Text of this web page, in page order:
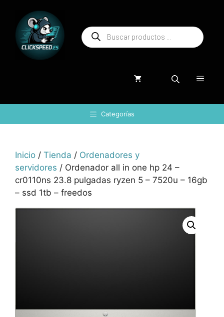
contenido
Búsqueda
de
productos
Menú
Categorías
Inicio / Tienda / Ordenadores y
servidores / Ordenador all in one hp 24 –
cr0110ns 23.8 pulgadas ryzen 5 – 7520u – 16gb
– ssd 1tb – freedos